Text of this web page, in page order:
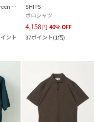
UNITED ARROWS green label relaxing
ント
SHIPS
ポロシャツ
4,158円 40%OFF
37ポイント(1倍)